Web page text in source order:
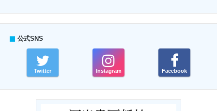
公式SNS
Twitter Instagram Facebook